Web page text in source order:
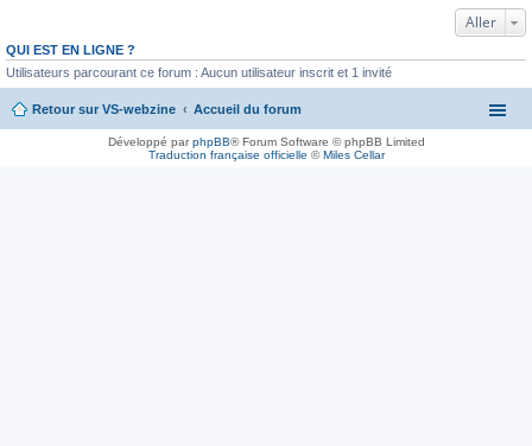
Aller
QUI EST EN LIGNE ?
Utilisateurs parcourant ce forum : Aucun utilisateur inscrit et 1 invité
Retour sur VS-webzine Accueil du forum
Développé parphpBB® Forum Software © phpBB Limited
Traduction française officielle ©Miles Cellar